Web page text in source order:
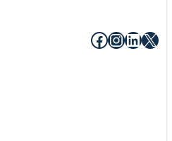
Facebook
X